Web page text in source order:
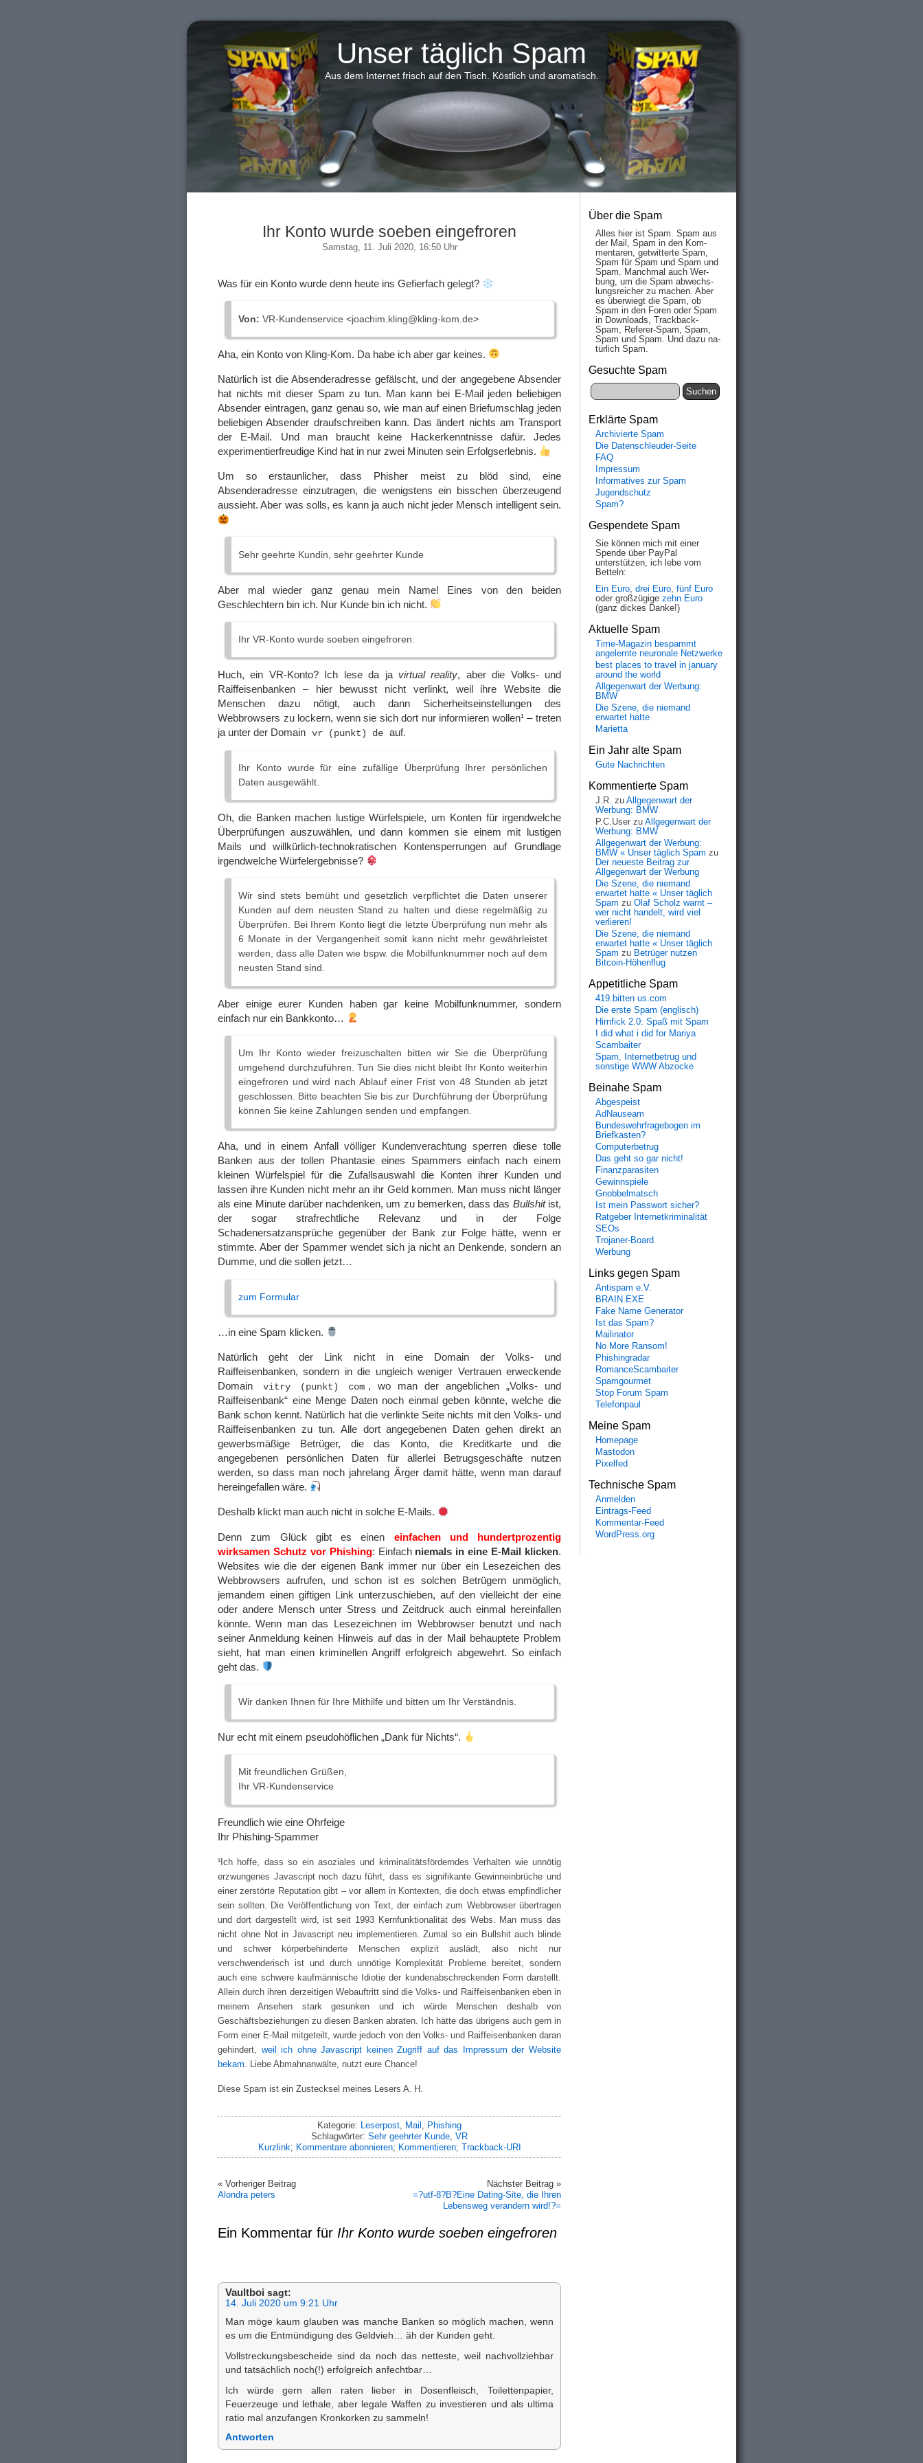
Unser täglich Spam
Aus dem Internet frisch auf den Tisch. Köstlich und aromatisch.
Ihr Konto wurde soeben eingefroren
Samstag, 11. Juli 2020, 16:50 Uhr
Was für ein Konto wurde denn heute ins Gefierfach gelegt?
Von: VR-Kundenservice <joachim.kling@kling-kom.de>
Aha, ein Konto von Kling-Kom. Da habe ich aber gar keines.
Natürlich ist die Absenderadresse gefälscht, und der angegebene Absender
hat nichts mit dieser Spam zu tun. Man kann bei E-Mail jeden beliebigen
Absender eintragen, ganz genau so, wie man auf einen Briefumschlag jeden
beliebigen Absender draufschreiben kann. Das ändert nichts am Transport
der E-Mail. Und man braucht keine Hackerkenntnisse dafür. Jedes
experimentierfreudige Kind hat in nur zwei Minuten sein Erfolgserlebnis.
Um so erstaunlicher, dass Phisher meist zu blöd sind, eine
Absenderadresse einzutragen, die wenigstens ein bisschen überzeugend
aussieht. Aber was solls, es kann ja auch nicht jeder Mensch intelligent sein.
Sehr geehrte Kundin, sehr geehrter Kunde
Aber mal wieder ganz genau mein Name! Eines von den beiden
Geschlechtern bin ich. Nur Kunde bin ich nicht.
Ihr VR-Konto wurde soeben eingefroren.
Huch, ein VR-Konto? Ich lese da ja virtual reality, aber die Volks- und
Raiffeisenbanken – hier bewusst nicht verlinkt, weil ihre Website die
Menschen dazu nötigt, auch dann Sicherheitseinstellungen des
Webbrowsers zu lockern, wenn sie sich dort nur informieren wollen¹ – treten
ja unter der Domain vr (punkt) de auf.
Ihr Konto wurde für eine zufällige Überprüfung Ihrer persönlichen
Daten ausgewählt.
Oh, die Banken machen lustige Würfelspiele, um Konten für irgendwelche
Überprüfungen auszuwählen, und dann kommen sie einem mit lustigen
Mails und willkürlich-technokratischen Kontensperrungen auf Grundlage
irgendwelche Würfelergebnisse?
Wir sind stets bemüht und gesetzlich verpflichtet die Daten unserer
Kunden auf dem neusten Stand zu halten und diese regelmäßig zu
Überprüfen. Bei Ihrem Konto liegt die letzte Überprüfung nun mehr als
6 Monate in der Vergangenheit somit kann nicht mehr gewährleistet
werden, dass alle Daten wie bspw. die Mobilfunknummer noch auf dem
neusten Stand sind.
Aber einige eurer Kunden haben gar keine Mobilfunknummer, sondern
einfach nur ein Bankkonto…
Um Ihr Konto wieder freizuschalten bitten wir Sie die Überprüfung
umgehend durchzuführen. Tun Sie dies nicht bleibt Ihr Konto weiterhin
eingefroren und wird nach Ablauf einer Frist von 48 Stunden ab jetzt
geschlossen. Bitte beachten Sie bis zur Durchführung der Überprüfung
können Sie keine Zahlungen senden und empfangen.
Aha, und in einem Anfall völliger Kundenverachtung sperren diese tolle
Banken aus der tollen Phantasie eines Spammers einfach nach einem
kleinen Würfelspiel für die Zufallsauswahl die Konten ihrer Kunden und
lassen ihre Kunden nicht mehr an ihr Geld kommen. Man muss nicht länger
als eine Minute darüber nachdenken, um zu bemerken, dass das Bullshitist,
der sogar strafrechtliche Relevanz und in der Folge
Schadenersatzansprüche gegenüber der Bank zur Folge hätte, wenn er
stimmte. Aber der Spammer wendet sich ja nicht an Denkende, sondern an
Dumme, und die sollen jetzt…
zum Formular
…in eine Spam klicken.
Natürlich geht der Link nicht in eine Domain der Volks- und
Raiffeisenbanken, sondern in die ungleich weniger Vertrauen erweckende
Domain
vitry (punkt) com , wo man der angeblichen „Volks- und
Raiffeisenbank“ eine Menge Daten noch einmal geben könnte, welche die
Bank schon kennt. Natürlich hat die verlinkte Seite nichts mit den Volks- und
Raiffeisenbanken zu tun. Alle dort angegebenen Daten gehen direkt an
gewerbsmäßige Betrüger, die das Konto, die Kreditkarte und die
angegebenen persönlichen Daten für allerlei Betrugsgeschäfte nutzen
werden, so dass man noch jahrelang Ärger damit hätte, wenn man darauf
hereingefallen wäre.
Deshalb klickt man auch nicht in solche E-Mails.
Denn zum Glück gibt es einen einfachen und hundertprozentig
wirksamen Schutz vor Phishing: Einfach niemals in eine E-Mail klicken.
Websites wie die der eigenen Bank immer nur über ein Lesezeichen des
Webbrowsers aufrufen, und schon ist es solchen Betrügern unmöglich,
jemandem einen giftigen Link unterzuschieben, auf den vielleicht der eine
oder andere Mensch unter Stress und Zeitdruck auch einmal hereinfallen
könnte. Wenn man das Lesezeichnen im Webbrowser benutzt und nach
seiner Anmeldung keinen Hinweis auf das in der Mail behauptete Problem
sieht, hat man einen kriminellen Angriff erfolgreich abgewehrt. So einfach
geht das.
Wir danken Ihnen für Ihre Mithilfe und bitten um Ihr Verständnis.
Nur echt mit einem pseudohöflichen „Dank für Nichts“.
Mit freundlichen Grüßen,
Ihr VR-Kundenservice
Freundlich wie eine Ohrfeige
Ihr Phishing-Spammer
¹Ich hoffe, dass so ein asoziales und kriminalitätsförderndes Verhalten wie unnötig
erzwungenes Javascript noch dazu führt, dass es signifikante Gewinneinbrüche und
einer zerstörte Reputation gibt – vor allem in Kontexten, die doch etwas empfindlicher
sein sollten. Die Veröffentlichung von Text, der einfach zum Webbrowser übertragen
und dort dargestellt wird, ist seit 1993 Kernfunktionalität des Webs. Man muss das
nicht ohne Not in Javascript neu implementieren. Zumal so ein Bullshit auch blinde
und schwer körperbehinderte Menschen explizit auslädt, also nicht nur
verschwenderisch ist und durch unnötige Komplexität Probleme bereitet, sondern
auch eine schwere kaufmännische Idiotie der kundenabschreckenden Form darstellt.
Allein durch ihren derzeitigen Webauftritt sind die Volks- und Raiffeisenbanken eben in
meinem Ansehen stark gesunken und ich würde Menschen deshalb von
Geschäftsbeziehungen zu diesen Banken abraten. Ich hätte das übrigens auch gern in
Form einer E-Mail mitgeteilt, wurde jedoch von den Volks- und Raiffeisenbanken daran
gehindert, weil ich ohne Javascript keinen Zugriff auf das Impressum der Website
bekam . Liebe Abmahnanwälte, nutzt eure Chance!
Diese Spam ist ein Zustecksel meines Lesers A. H.
Kategorie: Leserpost, Mail , Phishing
Schlagwörter: Sehr geehrter Kunde, VR
Kurzlink; Kommentare abonnieren; Kommentieren; Trackback-URI
« Vorheriger Beitrag
Alondra peters
Nächster Beitrag »
=?utf-8?B?Eine Dating-Site, die Ihren
Lebensweg verandern wird!?=
Ein Kommentar für Ihr Konto wurde soeben eingefroren
Vaultboi sagt:
14. Juli 2020 um 9:21 Uhr
Man möge kaum glauben was manche Banken so möglich machen, wenn
es um die Entmündigung des Geldvieh… äh der Kunden geht.
Vollstreckungsbescheide sind da noch das netteste, weil nachvollziehbar
und tatsächlich noch(!) erfolgreich anfechtbar…
Ich würde gern allen raten lieber in Dosenfleisch, Toilettenpapier,
Feuerzeuge und lethale, aber legale Waffen zu investieren und als ultima
ratio mal anzufangen Kronkorken zu sammeln!
Antworten
Über die Spam
Alles hier ist Spam. Spam aus
der Mail, Spam in den Kom­
men­taren, ge­twit­ter­te Spam,
Spam für Spam und Spam und
Spam. Manch­mal auch Wer­
bung, um die Spam ab­wechs­
lungs­reich­er zu mach­en. Aber
es über­wiegt die Spam, ob
Spam in den Fo­ren oder Spam
in Down­loads, Track­back-
Spam, Re­fe­rer-Spam, Spam,
Spam und Spam. Und da­zu na­
tür­lich Spam.
Gesuchte Spam
Erklärte Spam
Archivierte Spam
Die Datenschleuder-Seite
FAQ
Impressum
Informatives zur Spam
Jugendschutz
Spam?
Gespendete Spam
Sie können mich mit einer
Spende über PayPal
unterstützen, ich lebe vom
Betteln:
Ein Euro, drei Euro, fünf Euro
oder großzügige zehn Euro
(ganz dickes Danke!)
Aktuelle Spam
Time-Magazin bespammt
angelernte neuronale Netzwerke
best places to travel in january
around the world
Allgegenwart der Werbung:
BMW
Die Szene, die niemand
erwartet hatte
Marietta
Ein Jahr alte Spam
Gute Nachrichten
Kommentierte Spam
J.R. zu Allgegenwart der
Werbung: BMW
P.C.User zu Allgegenwart der
Werbung: BMW
Allgegenwart der Werbung:
BMW « Unser täglich Spam zu
Der neueste Beitrag zur
Allgegenwart der Werbung
Die Szene, die niemand
erwartet hatte « Unser täglich
Spam zu Olaf Scholz warnt –
wer nicht handelt, wird viel
verlieren!
Die Szene, die niemand
erwartet hatte « Unser täglich
Spam zu Betrüger nutzen
Bitcoin-Höhenflug
Appetitliche Spam
419.bitten us.com
Die erste Spam (englisch)
Hirnfick 2.0: Spaß mit Spam
I did what i did for Mariya
Scambaiter
Spam, Internetbetrug und
sonstige WWW Abzocke
Beinahe Spam
Abgespeist
AdNauseam
Bundeswehrfragebogen im
Briefkasten?
Computerbetrug
Das geht so gar nicht!
Finanzparasiten
Gewinnspiele
Gnobbelmatsch
Ist mein Passwort sicher?
Ratgeber Internetkriminalität
SEOs
Trojaner-Board
Werbung
Links gegen Spam
Antispam e.V.
BRAIN.EXE
Fake Name Generator
Ist das Spam?
Mailinator
No More Ransom!
Phishingradar
RomanceScambaiter
Spamgourmet
Stop Forum Spam
Telefonpaul
Meine Spam
Homepage
Mastodon
Pixelfed
Technische Spam
Anmelden
Eintrags-Feed
Kommentar-Feed
WordPress.org